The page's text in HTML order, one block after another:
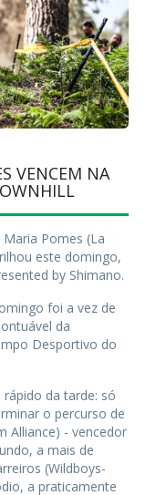
VENCEM NA
Maria Pomes (La
este domingo,
by Shimano.
foi a vez de
da
Desportivo do
da tarde: só
o percurso de
Alliance) - vencedor
a mais de
(Wildboys-
a praticamente